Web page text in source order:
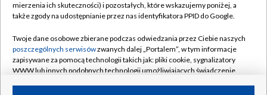
Naziemna Telewizja Cyfrowa
Rada Programowa
System NOS
Informacje o nadawcy
Pomoc
Kontakt
Kanały
mierzenia ich skuteczności) i pozostałych, które wskazujemy poniżej, a
także zgody na udostępnianie przez nas identyfikatora PPID do Google.
Twoje dane osobowe zbierane podczas odwiedzania przez Ciebie naszych
poszczególnych serwisówzwanych dalej „Portalem”, w tym informacje
zapisywane za pomocą technologii takich jak: pliki cookie, sygnalizatory
WWW lub innych podobnych technologii umożliwiających świadczenie